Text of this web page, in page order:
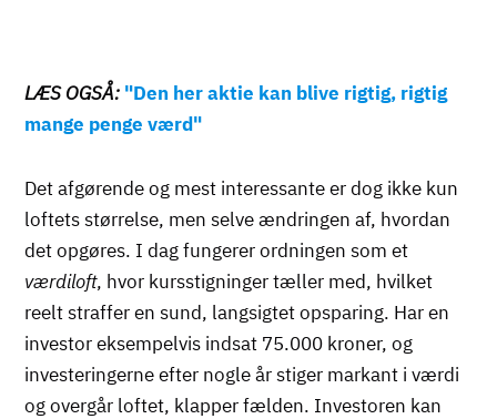
LÆS OGSÅ: "Den her aktie kan blive rigtig, rigtig
mange penge værd"
Det afgørende og mest interessante er dog ikke kun
loftets størrelse, men selve ændringen af, hvordan
det opgøres. I dag fungerer ordningen som et
værdiloft, hvor kursstigninger tæller med, hvilket
reelt straffer en sund, langsigtet opsparing. Har en
investor eksempelvis indsat 75.000 kroner, og
investeringerne efter nogle år stiger markant i værdi
og overgår loftet, klapper fælden. Investoren kan